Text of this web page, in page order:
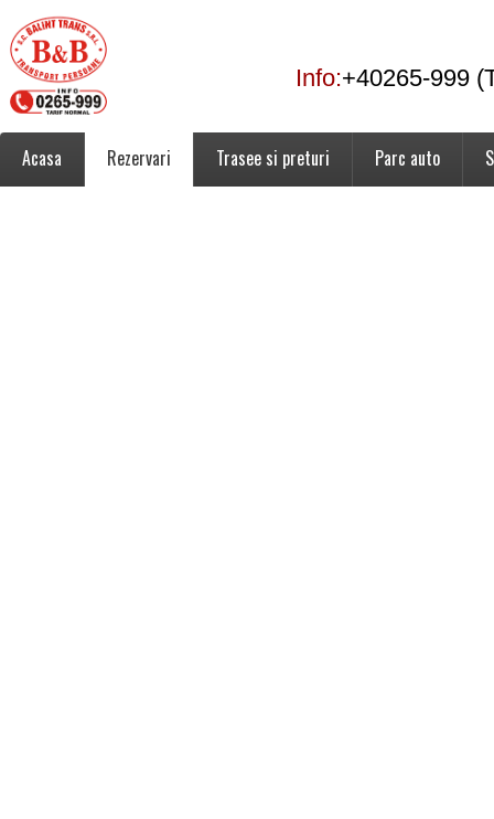
Info:+40265-999
Acasa Rezervari Trasee si preturi Parc auto